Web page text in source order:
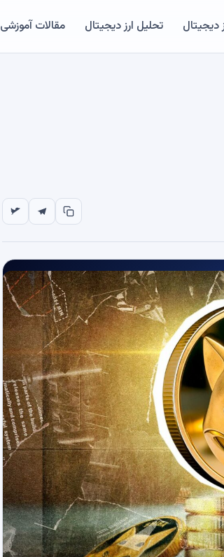
دیجیتال تحلیل ارز دیجیتال مقالات آموزشی